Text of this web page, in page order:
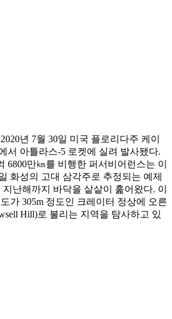
년 7월 30일 미국 플로리다주 케이
서 아틀라스-5 로켓에 실려 발사됐다.
6800만㎞를 비행한 퍼서비어런스는 이
화성의 고대 삼각주로 추정되는 예제
난해까지 바닥을 샅샅이 훑어왔다. 이
가 305m 정도인 크레이터 정상에 오른
Hill)로 불리는 지역을 탐사하고 있